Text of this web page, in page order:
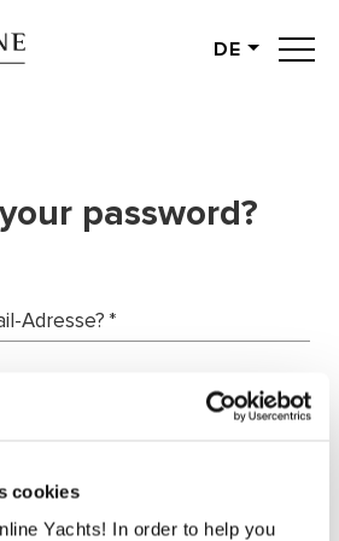
cookies
Yachts! In order to help you
DE
French
Russian
password?
Adresse? *